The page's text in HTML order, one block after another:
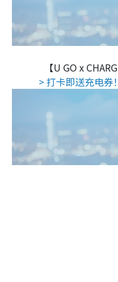
【U GO x
> 打卡即送充电券